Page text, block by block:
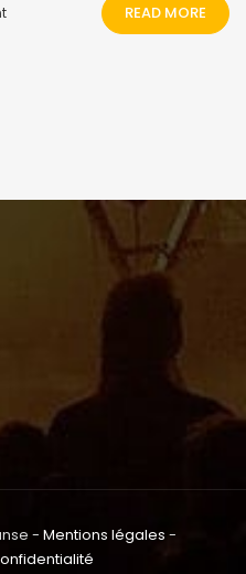
READ MORE
-Mentions légales -